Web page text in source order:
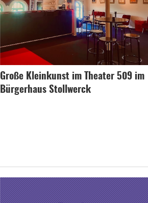
Große Kleinkunst im Theater 509 im
Bürgerhaus Stollwerck